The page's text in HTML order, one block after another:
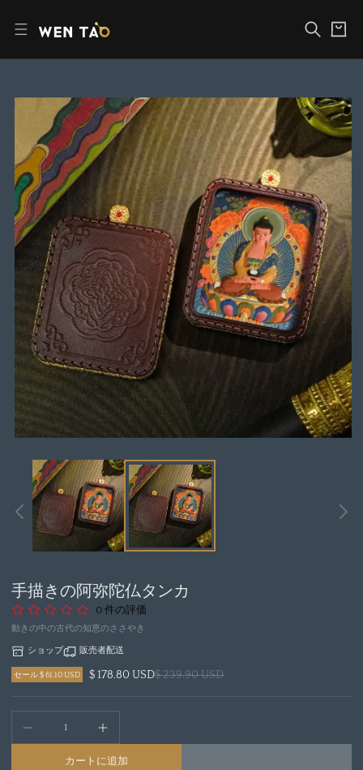
ン
ー
商
に
ス
キ
ッ
プ
で
1
を
開
手描きの阿弥陀仏タンカ
0 件の評価
動きの中の古代の知恵のささやき
ショップ 販売者配送
$ 178.80 USD$ 239.90 USD
セール $ 61.10 USD
カートに追加